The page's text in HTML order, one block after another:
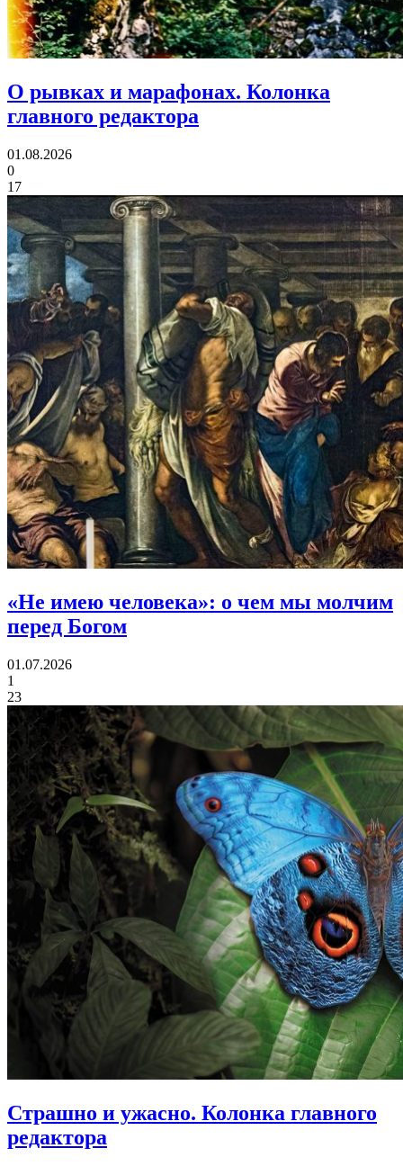
О рывках и марафонах. Колонка
главного редактора
01.08.2026
0
17
«Не имею человека»: о чем мы молчим
перед Богом
01.07.2026
1
23
Страшно и ужасно. Колонка главного
редактора